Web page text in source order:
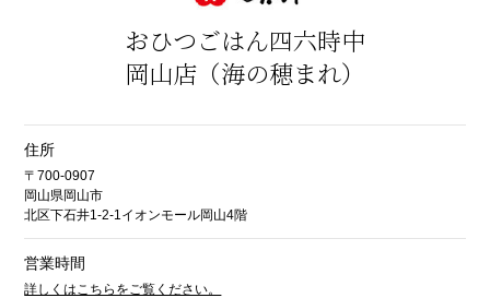
おひつごはん四六時中
岡山店（海の穂まれ）
住所
〒700-0907
岡山県岡山市
北区下石井1-2-1イオンモール岡山4階
営業時間
詳しくはこちらをご覧ください。